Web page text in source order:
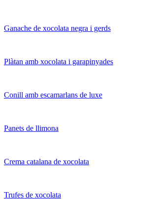
Ganache de xocolata negra i gerds
Plàtan amb xocolata i garapinyades
Conill amb escamarlans de luxe
Panets de llimona
Crema catalana de xocolata
Trufes de xocolata